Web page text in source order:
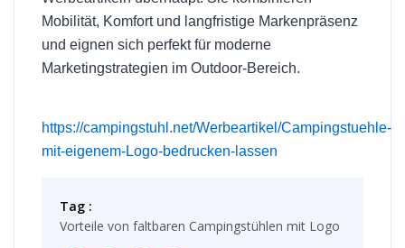
Mobilität, Komfort und langfristige Markenpräsenz
und eignen sich perfekt für moderne
Marketingstrategien im Outdoor-Bereich.
https://campingstuhl.net/Werbeartikel/Campingstuehle-
mit-eigenem-Logo-bedrucken-lassen
Tag :
Vorteile von faltbaren Campingstühlen mit Logo